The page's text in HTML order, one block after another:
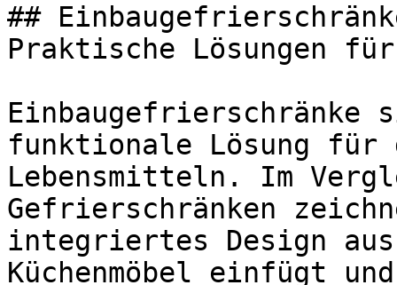
##
Praktische Lösungen
Einbaugefrierschränke
funktionale Lösung für
Lebensmitteln. Im
Gefrierschränken
integriertes Design
Küchenmöbel einfügt